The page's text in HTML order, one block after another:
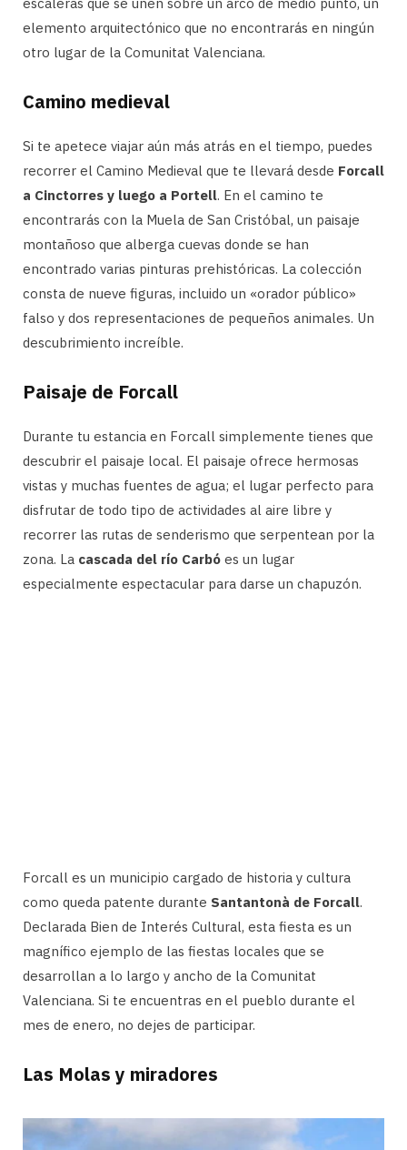
elemento arquitectónico que no encontrarás en ningún
otro lugar de la Comunitat Valenciana.
Camino medieval
Si te apetece viajar aún más atrás en el tiempo, puedes
recorrer el Camino Medieval que te llevará desde Forcall
a Cinctorres y luego a Portell. En el camino te
encontrarás con la Muela de San Cristóbal, un paisaje
montañoso que alberga cuevas donde se han
encontrado varias pinturas prehistóricas. La colección
consta de nueve figuras, incluido un «orador público»
falso y dos representaciones de pequeños animales. Un
descubrimiento increíble.
Paisaje de Forcall
Durante tu estancia en Forcall simplemente tienes que
descubrir el paisaje local. El paisaje ofrece hermosas
vistas y muchas fuentes de agua; el lugar perfecto para
disfrutar de todo tipo de actividades al aire libre y
recorrer las rutas de senderismo que serpentean por la
zona. La cascada del río Carbó es un lugar
especialmente espectacular para darse un chapuzón.
Forcall es un municipio cargado de historia y cultura
como queda patente durante Santantonà de Forcall.
Declarada Bien de Interés Cultural, esta fiesta es un
magnífico ejemplo de las fiestas locales que se
desarrollan a lo largo y ancho de la Comunitat
Valenciana. Si te encuentras en el pueblo durante el
mes de enero, no dejes de participar.
Las Molas y miradores